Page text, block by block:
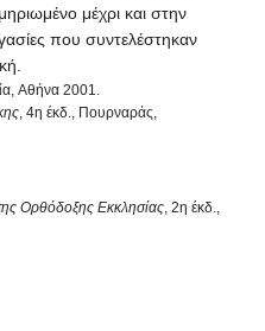
μέχρι και στην
που συντελέστηκαν
Αθήνα 2001.
, 4η έκδ., Πουρναράς,
Ορθόδοξης Εκκλησίας, 2η έκδ.,